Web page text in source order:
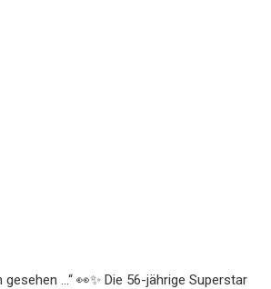
…“ 👀✨ Die 56-jährige Superstar